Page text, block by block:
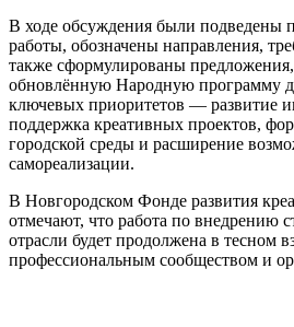
В ходе обсуждения были подведены
работы, обозначены направления,
также сформулированы
обновлённую Народную программу
ключевых приоритетов — развитие
поддержка креативных проектов,
городской среды и расширение
самореализации.
В Новгородском Фонде развития
отмечают, что работа по внедрению
отрасли будет продолжена в тесном
профессиональным сообществом и